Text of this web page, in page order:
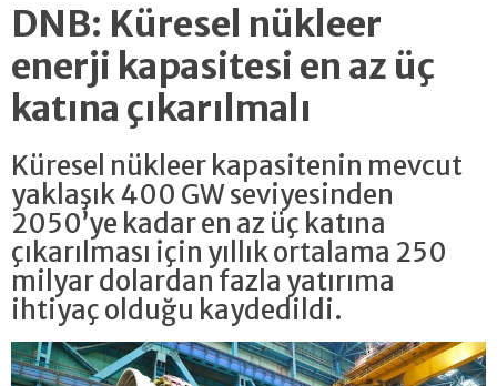
DNB: Küresel nükleer
enerji kapasitesi en az üç
katına çıkarılmalı
Küresel nükleer kapasitenin mevcut
yaklaşık 400 GW seviyesinden
2050’ye kadar en az üç katına
çıkarılması için yıllık ortalama 250
milyar dolardan fazla yatırıma
ihtiyaç olduğu kaydedildi.